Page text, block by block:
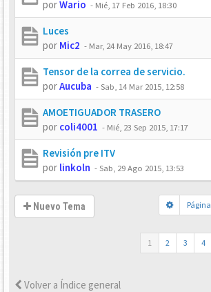
porWario - Mié, 17 Feb 2016, 18:30
Luces
por Mic2 - Mar, 24 May 2016, 18:47
Tensor de la correa de servicio.
porAucuba -Sab, 14 Mar 2015, 12:58
AMOETIGUADOR TRASERO
por coli4001 - Mié, 23 Sep 2015, 17:17
Revisión pre ITV
por linkoln -Sab, 29 Ago 2015, 13:53
Nuevo Tema Página
1 2 3 4
Volver a Índice general